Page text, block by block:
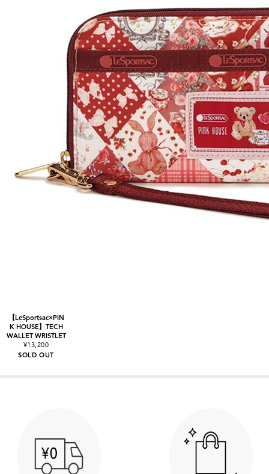
【LeSportsac×PIN
K HOUSE】TECH
WALLET WRISTLET
¥13,200
SOLD OUT